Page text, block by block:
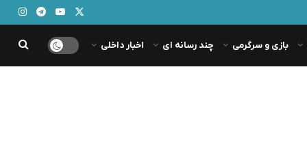
بازی و سرگرمی چند رسانه ای اخبار داخلی